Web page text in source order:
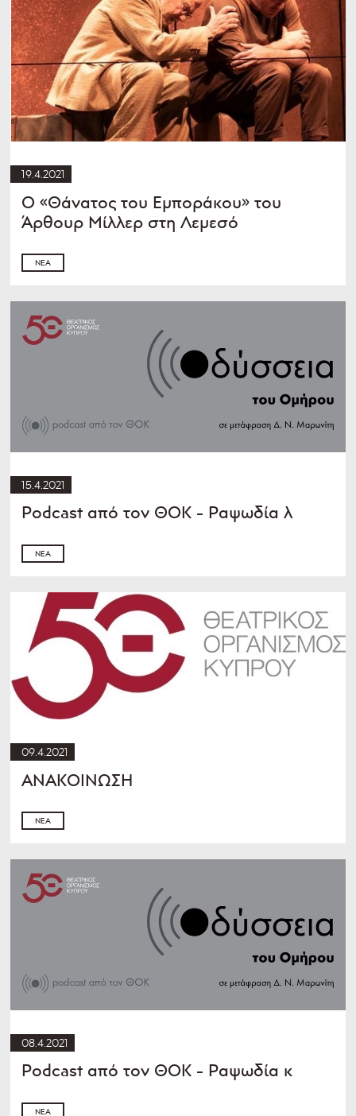
19.4.2021
Ο «Θάνατος του Εμποράκου» του
Άρθουρ Μίλλερ στη Λεμεσό
ΝΈΑ
15.4.2021
Podcast από τον ΘOK - Ραψωδία λ
ΝΈΑ
09.4.2021
ΑΝΑΚΟΙΝΩΣΗ
ΝΈΑ
08.4.2021
Podcast από τον ΘOK - Ραψωδία κ
ΝΈΑ